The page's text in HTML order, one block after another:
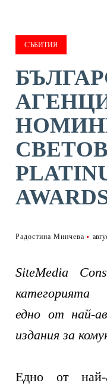
СЪБИТИЯ
Радостина Минчева
SiteMedia
категорията
едно от
издания за
Едно от най-